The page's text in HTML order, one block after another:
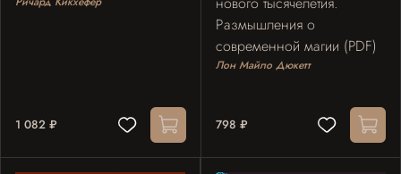
1 082 ₽
Размышления о
современной магии (PDF)
Лон Майло Дюкетт
798 ₽